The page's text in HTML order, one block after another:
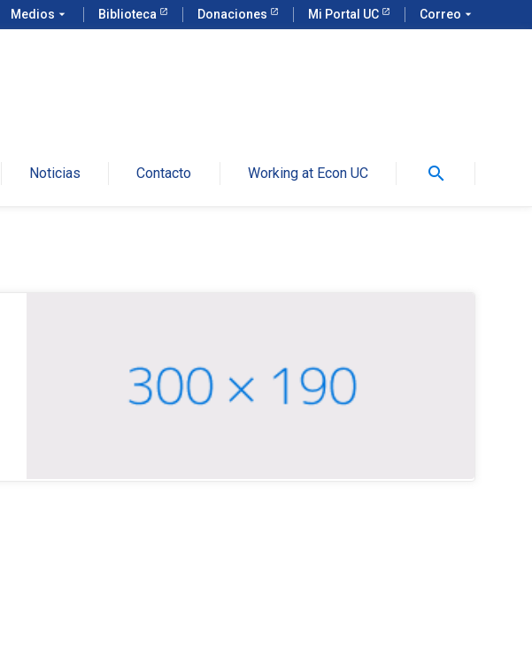
Medios arrow_drop_down Biblioteca Donaciones Mi Portal UC Correo arrow_drop_down
Noticias Contacto Working at Econ UC search